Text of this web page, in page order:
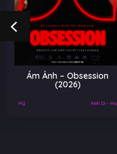
Ám Ảnh – Obsession
(2026)
Mỹ Kinh Dị - Ma